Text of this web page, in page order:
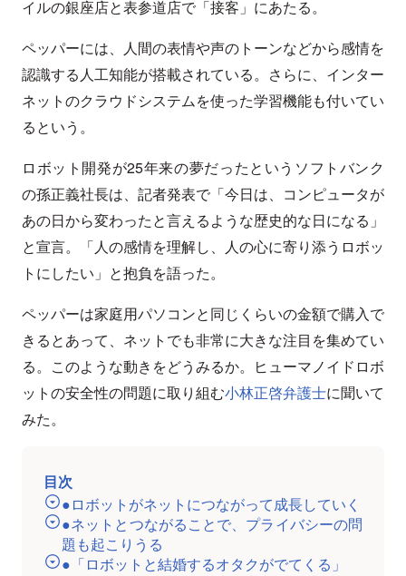
イルの銀座店と表参道店で「接客」にあたる。
ペッパーには、人間の表情や声のトーンなどから感情を
認識する人工知能が搭載されている。さらに、インター
ネットのクラウドシステムを使った学習機能も付いてい
るという。
ロボット開発が25年来の夢だったというソフトバンク
の孫正義社長は、記者発表で「今日は、コンピュータが
あの日から変わったと言えるような歴史的な日になる」
と宣言。「人の感情を理解し、人の心に寄り添うロボッ
トにしたい」と抱負を語った。
ペッパーは家庭用パソコンと同じくらいの金額で購入で
きるとあって、ネットでも非常に大きな注目を集めてい
る。このような動きをどうみるか。ヒューマノイドロボ
ットの安全性の問題に取り組む小林正啓弁護士に聞いて
みた。
目次
●ロボットがネットにつながって成長していく
●ネットとつながることで、プライバシーの問
題も起こりうる
●「ロボットと結婚するオタクがでてくる」